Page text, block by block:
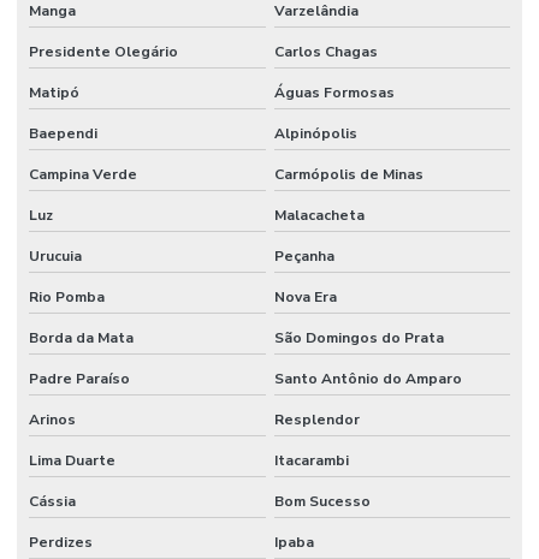
Manga Varzelândia
Presidente Olegário Carlos Chagas
Matipó Águas Formosas
Baependi Alpinópolis
Campina Verde Carmópolis de Minas
Luz Malacacheta
Urucuia Peçanha
Rio Pomba Nova Era
Borda da Mata São Domingos do Prata
Padre Paraíso Santo Antônio do Amparo
Arinos Resplendor
Lima Duarte Itacarambi
Cássia Bom Sucesso
Perdizes Ipaba